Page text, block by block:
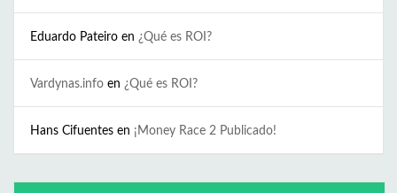
Eduardo Pateiro en ¿Qué es ROI?
Vardynas.info en ¿Qué es ROI?
Hans Cifuentes en ¡Money Race 2 Publicado!